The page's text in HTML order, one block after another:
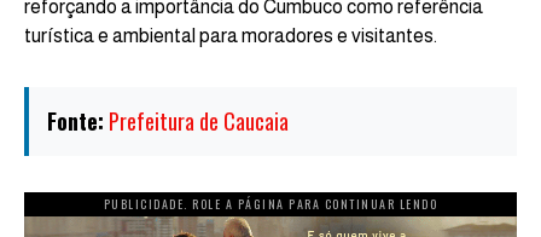
reforçando a importância do Cumbuco como referência
turística e ambiental para moradores e visitantes.
Fonte: Prefeitura de Caucaia
PUBLICIDADE. ROLE A PÁGINA PARA CONTINUAR LENDO